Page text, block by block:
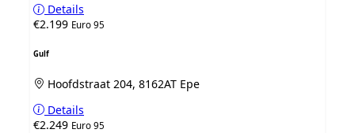
Details
€2.199 Euro 95
Gulf
Hoofdstraat 204, 8162AT Epe
Details
€2.249 Euro 95